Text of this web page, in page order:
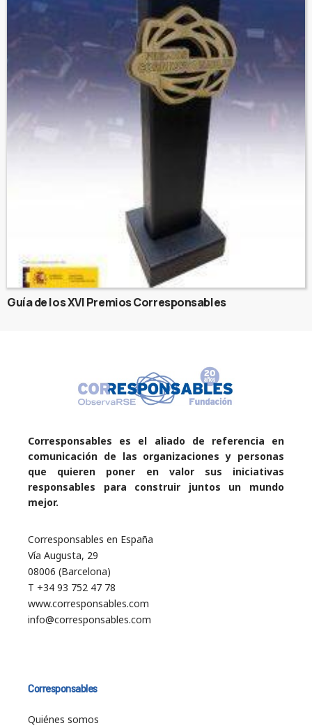
Guía de los XVI Premios Corresponsables
Corresponsables es el aliado de referencia en
comunicación de las organizaciones y personas
que quieren poner en valor sus iniciativas
responsables para construir juntos un mundo
mejor.
Corresponsables en España
Vía Augusta, 29
08006 (Barcelona)
T +34 93 752 47 78
www.corresponsables.com
info@corresponsables.com
Corresponsables
Quiénes somos